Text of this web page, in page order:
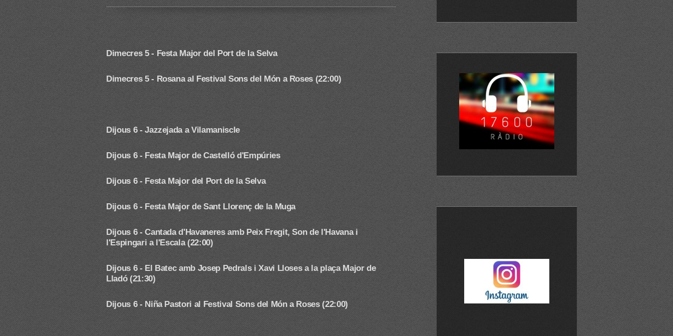
Dimecres 5 - Festa Major del Port de la Selva
Dimecres 5 - Rosana al Festival Sons del Món a Roses (22:00)
Dijous 6 - Jazzejada a Vilamaniscle
Dijous 6 - Festa Major de Castelló d'Empúries
Dijous 6 - Festa Major del Port de la Selva
Dijous 6 - Festa Major de Sant Llorenç de la Muga
Dijous 6 - Cantada d'Havaneres amb Peix Fregit, Son de l'Havana i
l'Espingari a l'Escala (22:00)
Dijous 6 - El Batec amb Josep Pedrals i Xavi Lloses a la plaça Major de
Lladó (21:30)
Dijous 6 - Niña Pastori al Festival Sons del Món a Roses (22:00)